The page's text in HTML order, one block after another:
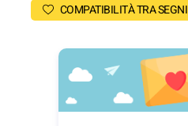
COMPATIBILITÀ TRA SEGNI